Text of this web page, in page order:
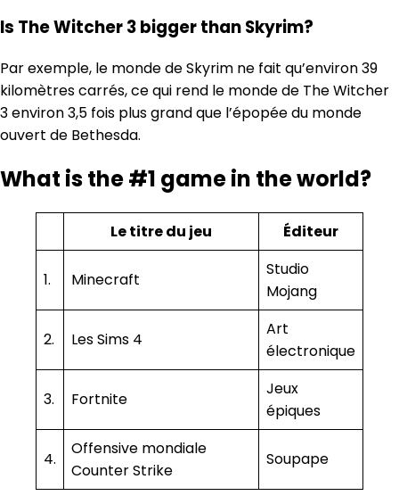
Is The Witcher 3 bigger than Skyrim?
Par exemple, le monde de Skyrim ne fait qu’environ 39
kilomètres carrés, ce qui rend le monde de The Witcher
3 environ 3,5 fois plus grand que l’épopée du monde
ouvert de Bethesda.
What is the #1 game in the world?
Le titre du jeu Éditeur
1. Minecraft
Studio
Mojang
2. Les Sims 4
Art
électronique
3. Fortnite
Jeux
épiques
4.
Offensive mondiale
Counter Strike
Soupape